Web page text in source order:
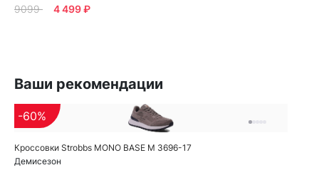
9099 4 499 ₽
Ваши рекомендации
Кроссовки Strobbs MONO BASE M 3696-17
Демисезон
-60%